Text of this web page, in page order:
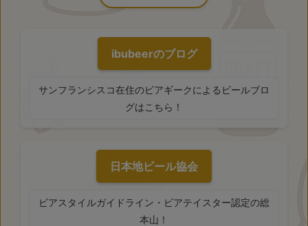
ibubeerのブログ
サンフランシスコ在住のビアギークによるビールブロ
グはこちら！
日本地ビール協会
ビアスタイルガイドライン・ビアテイスター認定の総
本山！